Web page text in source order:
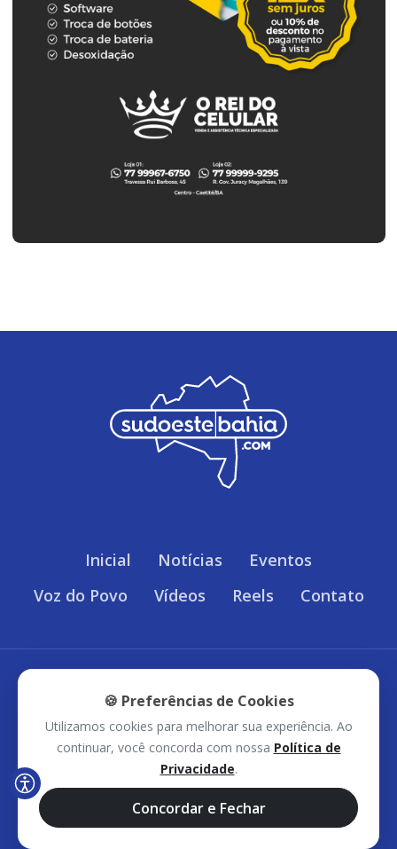
Inicial Notícias
Eventos
Voz do Povo
Vídeos Reels Contato
Sudoeste Bahia © 2026 - Todos os direitos
reservados.
🍪 Preferências de Cookies
Utilizamos cookies para melhorar sua experiência. Ao
continuar, você concorda com nossa Política de
Privacidade.
Concordar e Fechar